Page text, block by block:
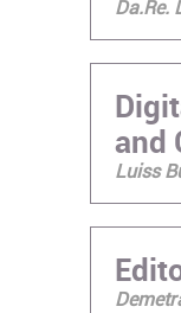
Da.Re.
and
Luiss